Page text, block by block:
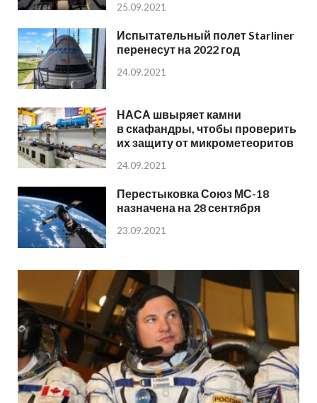
25.09.2021
Испытательный полет Starliner
перенесут на 2022 год
24.09.2021
НАСА швыряет камни
в скафандры, чтобы проверить
их защиту от микрометеоритов
24.09.2021
Перестыковка Союз МС-18
назначена на 28 сентября
23.09.2021